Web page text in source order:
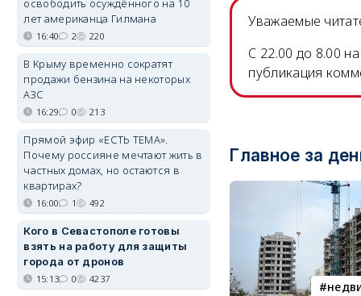
Уважаемые
C 22.00 до 8.00
публикация
Главное за
освободить осуждённого на 10
лет американца Гилмана
16:40 2 220
В Крыму временно сократят
продажи бензина на некоторых
АЗС
16:29 0 213
Прямой эфир «ЕСТЬ ТЕМА».
Почему россияне мечтают жить в
частных домах, но остаются в
квартирах?
16:00 1 492
Кого в Севастополе готовы
взять на работу для защиты
города от дронов
15:13 0 4237